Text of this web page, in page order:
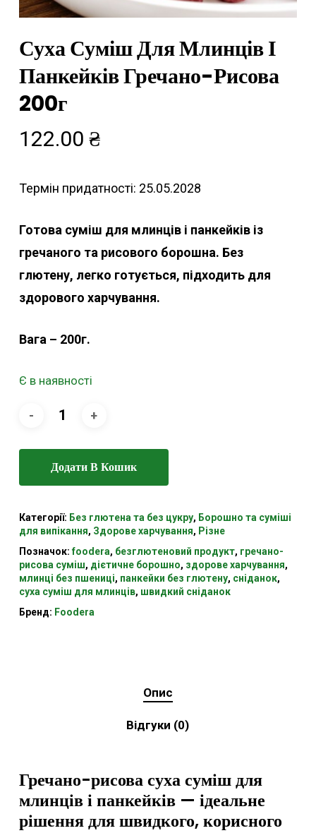
Суха Суміш Для Млинців І
Панкейків Гречано-Рисова
200г
122.00 ₴
Термін придатності: 25.05.2028
Готова суміш для млинців і панкейків із
гречаного та рисового борошна. Без
глютену, легко готується, підходить для
здорового харчування.
Вага – 200г.
Є в наявності
Додати В Кошик
Категорії: Без глютена та без цукру, Борошно та суміші
для випікання, Здорове харчування, Різне
Позначок:foodera, безглютеновий продукт, гречано-
рисова суміш, дієтичне борошно, здорове харчування,
млинці без пшениці, панкейки без глютену, сніданок,
суха суміш для млинців, швидкий сніданок
Бренд: Foodera
Опис
Відгуки (0)
Гречано-рисова суха суміш для
млинців і панкейків — ідеальне
рішення для швидкого, корисного